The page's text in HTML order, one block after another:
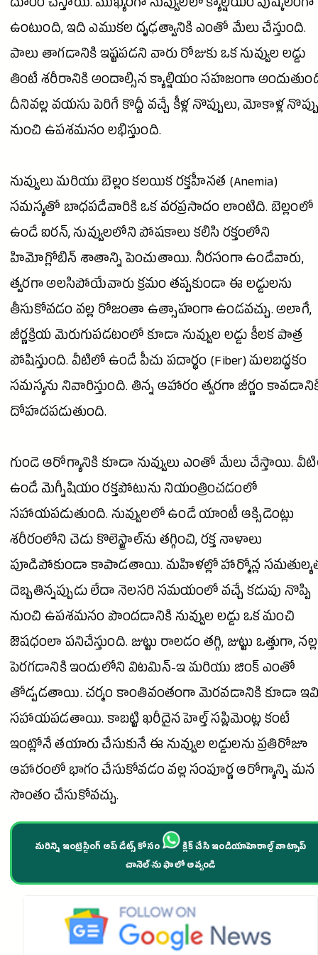
దూరం చేస్తాయి. ముఖ్యంగా నువ్వులలో క్యాల్షియం పుష్కలంగా
ఉంటుంది, ఇది ఎముకల దృఢత్వానికి ఎంతో మేలు చేస్తుంది.
పాలు తాగడానికి ఇష్టపడని వారు రోజుకు ఒక నువ్వుల లడ్డు
తింటే శరీరానికి అందాల్సిన క్యాల్షియం సహజంగా
దీనివల్ల వయసు పెరిగే కొద్దీ వచ్చే కీళ్ల నొప్పులు, మోకాళ్ల
నుంచి ఉపశమనం లభిస్తుంది.
నువ్వులు మరియు బెల్లం కలయిక రక్తహీనత (Anemia)
సమస్యతో బాధపడేవారికి ఒక వరప్రసాదం లాంటిది. బెల్లంలో
ఉండే ఐరన్, నువ్వులలోని పోషకాలు కలిసి రక్తంలోని
హిమోగ్లోబిన్ శాతాన్ని పెంచుతాయి. నీరసంగా ఉండేవారు,
త్వరగా అలసిపోయేవారు క్రమం తప్పకుండా ఈ లడ్డులను
తీసుకోవడం వల్ల రోజంతా ఉత్సాహంగా ఉండవచ్చు. అలాగే,
జీర్ణక్రియ మెరుగుపడటంలో కూడా నువ్వుల లడ్డు కీలక పాత్ర
పోషిస్తుంది. వీటిలో ఉండే పీచు పదార్థం (Fiber) మలబద్ధకం
సమస్యను నివారిస్తుంది. తిన్న ఆహారం త్వరగా జీర్ణం
దోహదపడుతుంది.
గుండె ఆరోగ్యానికి కూడా నువ్వులు ఎంతో మేలు చేస్తాయి.
ఉండే మెగ్నీషియం రక్తపోటును నియంత్రించడంలో
సహాయపడుతుంది. నువ్వులలో ఉండే యాంటీ ఆక్సిడెంట్లు
శరీరంలోని చెడు కొలెస్ట్రాల్‌ను తగ్గించి, రక్త నాళాలు
పూడిపోకుండా కాపాడతాయి. మహిళల్లో హార్మోన్ల
దెబ్బతిన్నప్పుడు లేదా నెలసరి సమయంలో వచ్చే కడుపు నొప్పి
నుంచి ఉపశమనం పొందడానికి నువ్వుల లడ్డు ఒక మంచి
ఔషధంలా పనిచేస్తుంది. జుట్టు రాలడం తగ్గి, జుట్టు ఒత్తుగా,
పెరగడానికి ఇందులోని విటమిన్-ఇ మరియు జింక్ ఎంతో
తోడ్పడతాయి. చర్మం కాంతివంతంగా మెరవడానికి కూడా ఇవి
సహాయపడతాయి. కాబట్టి ఖరీదైన హెల్త్ సప్లిమెంట్ల కంటే
ఇంట్లోనే తయారు చేసుకునే ఈ నువ్వుల లడ్డులను ప్రతిరోజూ
ఆహారంలో భాగం చేసుకోవడం వల్ల సంపూర్ణ ఆరోగ్యాన్ని మన
సొంతం చేసుకోవచ్చు.
మరిన్ని ఇంట్రెస్టింగ్ అప్ డేట్స్ కోసం
క్లిక్ చేసి ఇండియాహెరాల్డ్ వాట్సాప్
చానెల్·ను ఫాలో అవ్వండి